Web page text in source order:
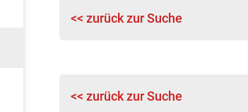
<< zurück zur Suche
<< zurück zur Suche